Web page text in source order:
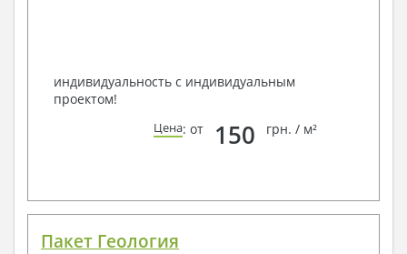
индивидуальность с индивидуальным
проектом!
Цена: от 150 грн. / м²
Пакет Геология